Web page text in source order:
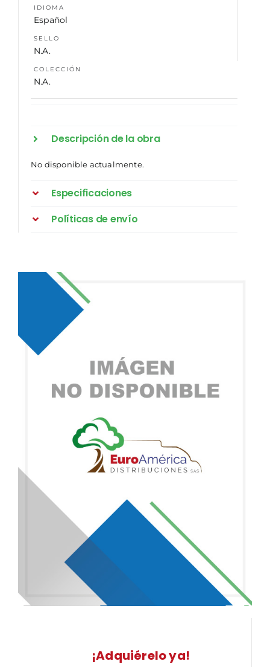
IDIOMA
Español
SELLO
N.A.
COLECCIÓN
N.A.
Descripción de la obra
No disponible actualmente.
Especificaciones
Políticas de envío
¡Adquiérelo ya!